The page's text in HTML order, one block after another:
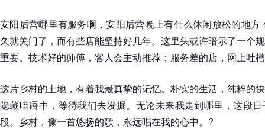
安阳后营哪里有服务啊，安阳后营晚上有什么休闲放松的地
久就关门了，而有些店能坚持好几年。这里头或许暗示了一个
重要。技术好的师傅，客人会主动推荐；服务差的店，网上吐
这片乡村的土地，有着我最真挚的记忆。朴实的生活，纯粹的
隐藏暗语中，等待我们去发掘。无论未来我走到哪里，这段
段。乡村，像一首悠扬的歌，永远唱在我的心中。?